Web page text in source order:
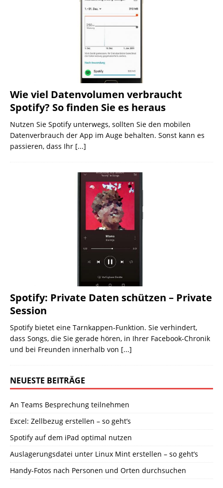
Wie viel Datenvolumen verbraucht
Spotify? So finden Sie es heraus
Nutzen Sie Spotify unterwegs, sollten Sie den mobilen
Datenverbrauch der App im Auge behalten. Sonst kann es
passieren, dass Ihr [...]
Spotify: Private Daten schützen – Private
Session
Spotify bietet eine Tarnkappen-Funktion. Sie verhindert,
dass Songs, die Sie gerade hören, in Ihrer Facebook-Chronik
und bei Freunden innerhalb von [...]
NEUESTE BEITRÄGE
An Teams Besprechung teilnehmen
Excel: Zellbezug erstellen – so geht’s
Spotify auf dem iPad optimal nutzen
Auslagerungsdatei unter Linux Mint erstellen – so geht’s
Handy-Fotos nach Personen und Orten durchsuchen